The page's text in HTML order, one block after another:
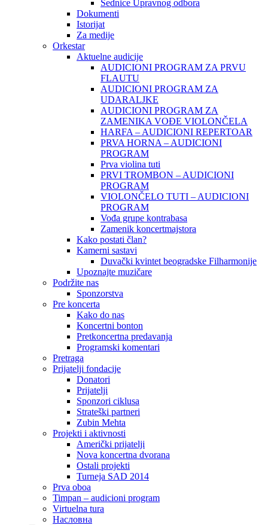
Sednice Upravnog odbora
Dokumenti
Istorijat
Za medije
Orkestar
Aktuelne audicije
AUDICIONI PROGRAM ZA PRVU
FLAUTU
AUDICIONI PROGRAM ZA
UDARALЈKE
AUDICIONI PROGRAM ZA
ZAMENIKA VOĐE VIOLONČELA
HARFA – AUDICIONI REPERTOAR
PRVA HORNA – AUDICIONI
PROGRAM
Prva violina tuti
PRVI TROMBON – AUDICIONI
PROGRAM
VIOLONČELO TUTI – AUDICIONI
PROGRAM
Vođa grupe kontrabasa
Zamenik koncertmajstora
Kako postati član?
Kamerni sastavi
Duvački kvintet beogradske Filharmonije
Upoznajte muzičare
Podržite nas
Sponzorstva
Pre koncerta
Kako do nas
Koncertni bonton
Pretkoncertna predavanja
Programski komentari
Pretraga
Prijatelji fondacije
Donatori
Prijatelji
Sponzori ciklusa
Strateški partneri
Zubin Mehta
Projekti i aktivnosti
Američki prijatelji
Nova koncertna dvorana
Ostali projekti
Turneja SAD 2014
Prva oboa
Timpan – audicioni program
Virtuelna tura
Насловна